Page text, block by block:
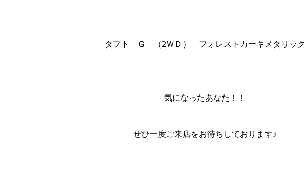
タフト Ｇ （2ＷＤ） フォレストカーキメタリック
気になったあなた！！
ぜひ一度ご来店をお待ちしております♪